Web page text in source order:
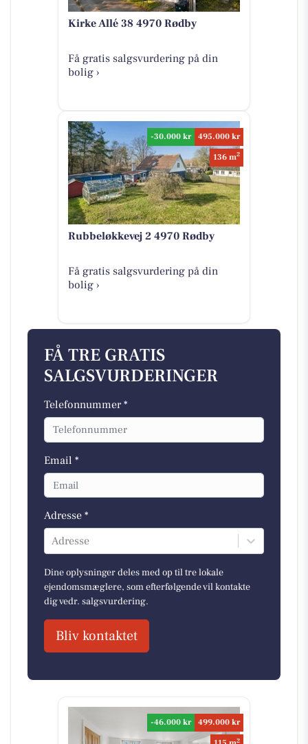
Kirke Allé 38 4970 Rødby
Få gratis salgsvurdering på din
bolig ›
-30.000 kr
495.000 kr
136 m2
Rubbeløkkevej 2 4970 Rødby
Få gratis salgsvurdering på din
bolig ›
FÅ TRE GRATIS
SALGSVURDERINGER
Telefonnummer *
Email *
Adresse *
Adresse
Dine oplysninger deles med op til tre lokale
ejendomsmæglere, som efterfølgende vil kontakte
dig vedr. salgsvurdering.
Bliv kontaktet
-46.000 kr
499.000 kr
2